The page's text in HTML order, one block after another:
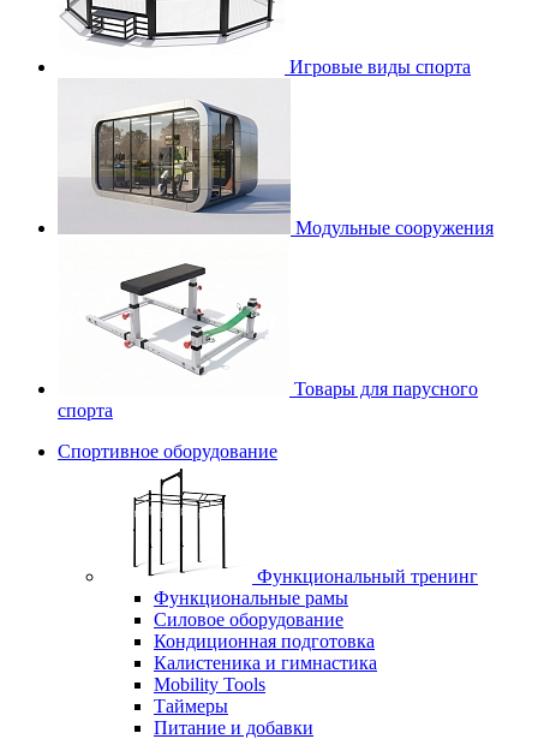
Игровые виды спорта
Модульные сооружения
Товары для парусного
спорта
Спортивное оборудование
Функциональный тренинг
Функциональные рамы
Силовое оборудование
Кондиционная подготовка
Калистеника и гимнастика
Mobility Tools
Таймеры
Питание и добавки